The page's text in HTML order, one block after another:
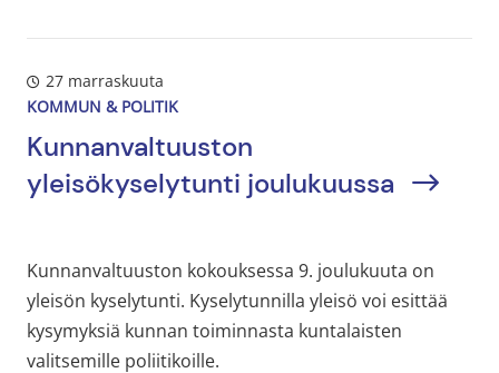
27 marraskuuta
KOMMUN & POLITIK
Kunnanvaltuuston
yleisökyselytunti joulukuussa
Kunnanvaltuuston kokouksessa 9. joulukuuta on
yleisön kyselytunti. Kyselytunnilla yleisö voi esittää
kysymyksiä kunnan toiminnasta kuntalaisten
valitsemille poliitikoille.